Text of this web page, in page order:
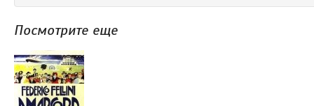
Посмотрите еще